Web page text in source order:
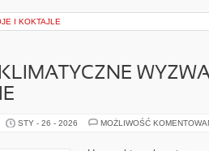
I KOKTAJLE
STY - 26 - 2026 MOŻLIWOŚĆ